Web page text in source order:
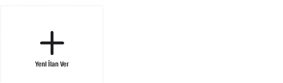
Yeni İlan Ver